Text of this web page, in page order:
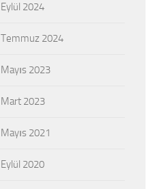
Eylül 2024
Temmuz 2024
Mayıs 2023
Mart 2023
Mayıs 2021
Eylül 2020